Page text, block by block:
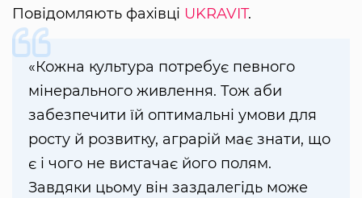
Повідомляють фахівці UKRAVIT.
«Кожна культура потребує певного
мінерального живлення. Тож аби
забезпечити їй оптимальні умови для
росту й розвитку, аграрій має знати, що
є і чого не вистачає його полям.
Завдяки цьому він заздалегідь може